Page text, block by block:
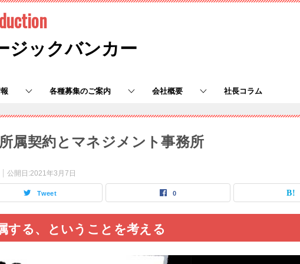
ジックバンカー
各種募集のご案内 会社概要 社長コラム
所属契約とマネジメント事務所
公開日:2021年3月7日
Tweet 0
する、ということを考える